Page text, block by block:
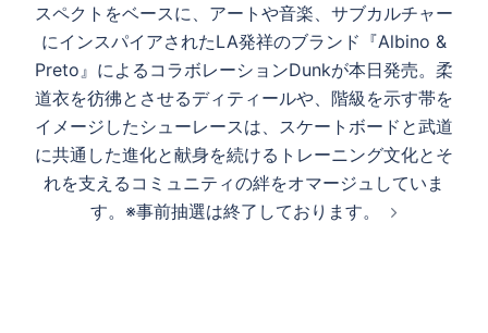
スペクトをベースに、アートや音楽、サブカルチャー
にインスパイアされたLA発祥のブランド『Albino &
Preto』によるコラボレーションDunkが本日発売。柔
道衣を彷彿とさせるディティールや、階級を示す帯を
イメージしたシューレースは、スケートボードと武道
に共通した進化と献身を続けるトレーニング文化とそ
れを支えるコミュニティの絆をオマージュしていま
す。※事前抽選は終了しております。